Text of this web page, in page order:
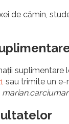
de cămin,
sau trimite un e-